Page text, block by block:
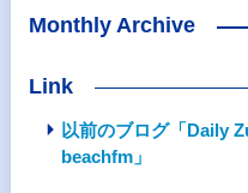
Monthly Archive
Link
以前のブログ「Daily
beachfm」